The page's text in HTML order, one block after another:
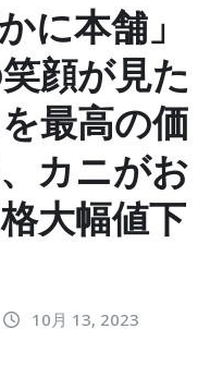
に本舗」
顔が見た
最高の価
カニがお
大幅値下
10月 13, 2023